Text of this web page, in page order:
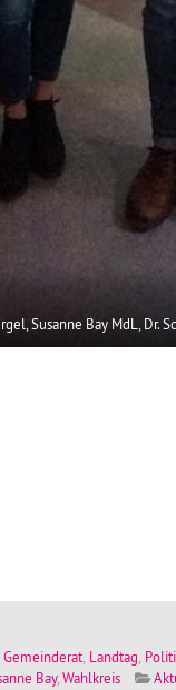
Susanne Bay MdL, Dr.
Gemeinderat, Landtag
Bay, Wahlkreis